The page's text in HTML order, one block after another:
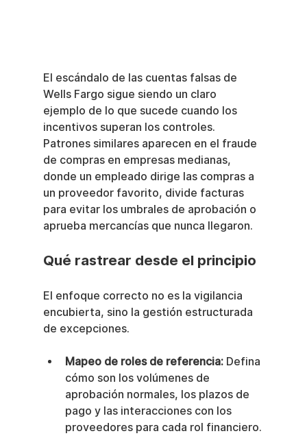
El escándalo de las cuentas falsas de
Wells Fargo sigue siendo un claro
ejemplo de lo que sucede cuando los
incentivos superan los controles.
Patrones similares aparecen en el fraude
de compras en empresas medianas,
donde un empleado dirige las compras a
un proveedor favorito, divide facturas
para evitar los umbrales de aprobación o
aprueba mercancías que nunca llegaron.
Qué rastrear desde el principio
El enfoque correcto no es la vigilancia
encubierta, sino la gestión estructurada
de excepciones.
Mapeo de roles de referencia: Defina
cómo son los volúmenes de
aprobación normales, los plazos de
pago y las interacciones con los
proveedores para cada rol financiero.